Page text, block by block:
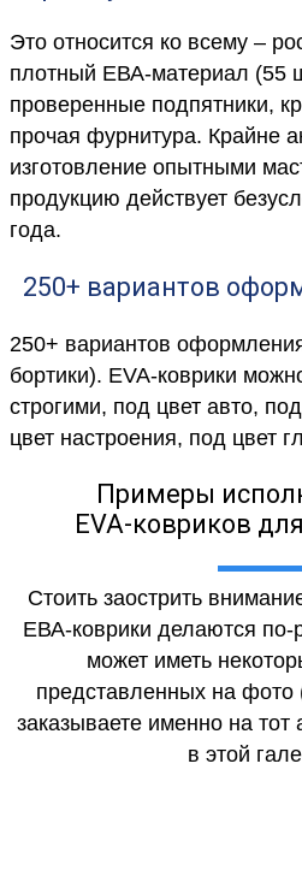
Это относится ко всему –
плотный ЕВА-материал (55
проверенные подпятники,
прочая фурнитура. Крайне
изготовление опытными
продукцию действует
года.
250+ вариантов
250+ вариантов
бортики). EVA-коврики
строгими, под цвет авто,
цвет настроения, под цвет
Примеры
EVA-ковриков
Стоить заострить
ЕВА-коврики делаются
может иметь
представленных на фото
заказываете именно на тот
в этой